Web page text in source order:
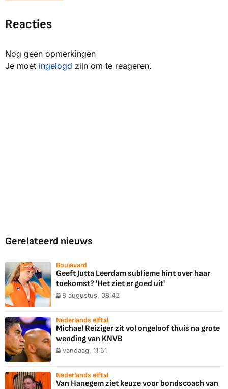
Reacties
Nog geen opmerkingen
Je moet ingelogd zijn om te reageren.
Gerelateerd nieuws
Boulevard
Geeft Jutta Leerdam sublieme hint over haar
toekomst? 'Het ziet er goed uit'
8 augustus, 08:42
Nederlands elftal
Michael Reiziger zit vol ongeloof thuis na grote
wending van KNVB
Vandaag, 11:51
Nederlands elftal
Van Hanegem ziet keuze voor bondscoach van